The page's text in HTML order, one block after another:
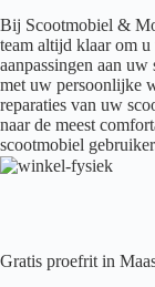
Bij Scootmobiel &
team altijd klaar om
aanpassingen aan
met uw persoonlijke
reparaties van uw
naar de meest
scootmobiel
Gratis proefrit in